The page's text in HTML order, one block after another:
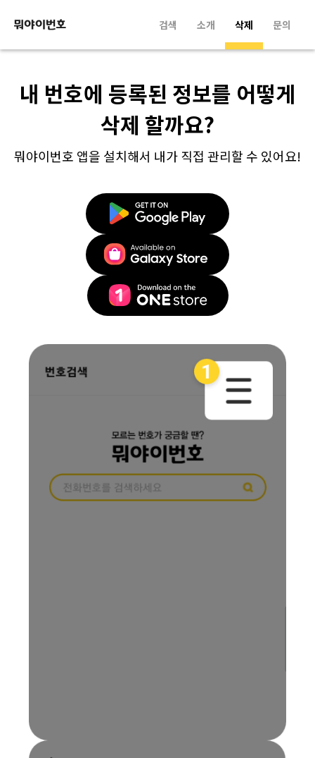
검색 소개 삭제 문의
내 번호에 등록된 정보를 어떻게
삭제 할까요?
뭐야이번호 앱을 설치해서 내가 직접 관리할 수 있어요!